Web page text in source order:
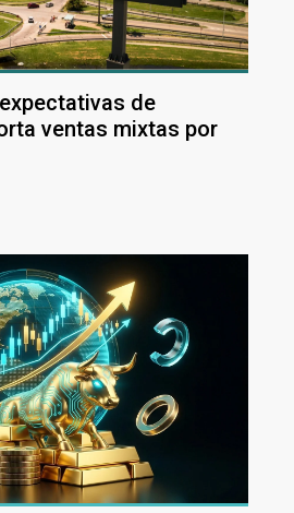
de
ventas mixtas por